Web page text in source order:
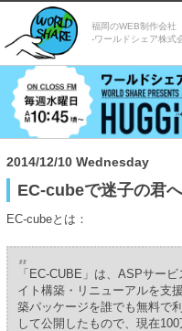
福岡のWEB制作会社
-ワールドシェア株式
2014/12/10 Wednesday
EC-cubeで迷子の君へ
EC-cubeとは：
「EC-CUBE」は、ASPサー
イト構築・リニューアルを支
築パッケージを誰でも無料で
して公開したもので、現在